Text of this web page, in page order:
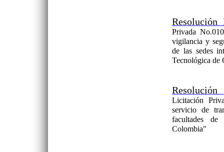
Resolución
Privada
vigilancia y
de las sedes
Tecnológica de
Resolución
Licitación
servicio de
facultades
Colombia"